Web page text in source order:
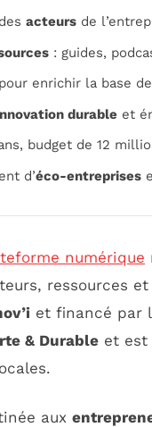
acteurs de
: guides,
enrichir la base
durable et
budget de 12
d’éco-entreprises
numérique
ressources
et financé par
& Durable et est
aux